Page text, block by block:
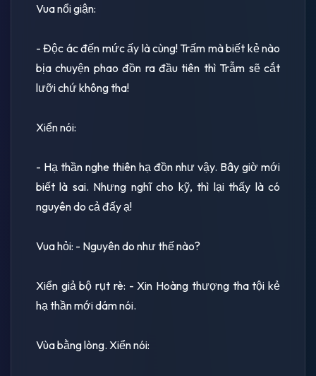
Vua nổi giận:
- Ðộc ác đến mức ấy là cùng! Trấm mà biết kẻ nào
bịa chuyện phao đồn ra đầu tiên thì Trẫm sẽ cắt
lưỡi chứ không tha!
Xiển nói:
- Hạ thần nghe thiên hạ đồn như vậy. Bây giờ mới
biết là sai. Nhưng nghĩ cho kỹ, thì lại thấy là có
nguyên do cả đấy ạ!
Vua hỏi: - Nguyên do như thế nào?
Xiển giả bộ rụt rè: - Xin Hoàng thượng tha tội kẻ
hạ thần mới dám nói.
Vùa bằng lòng. Xiển nói: